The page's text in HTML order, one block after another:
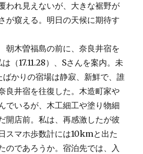
われ見えないが、大きな裾野が
が窺える。明日の天候に期待す
朝木曽福島の前に、奈良井宿を
（17.11.28）、Sさんを案内。未
かりの宿場は静寂、新鮮で、誰
良井宿を往復した。木造町家や
でいるが、木工細工や塗り物細
開店前。私は、再感激したが彼
スマホ歩数計には10kmと出た
のであろうか。宿泊先では、入